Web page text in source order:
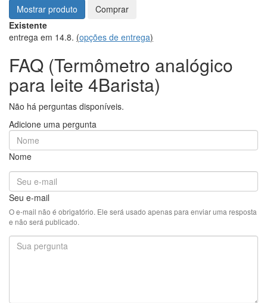
Mostrar produto
Comprar
Existente
entrega em 14.8. (opções de entrega)
FAQ (Termômetro analógico
para leite 4Barista)
Não há perguntas disponíveis.
Adicione uma pergunta
Nome
Seu e-mail
O e-mail não é obrigatório. Ele será usado apenas para enviar uma resposta
e não será publicado.